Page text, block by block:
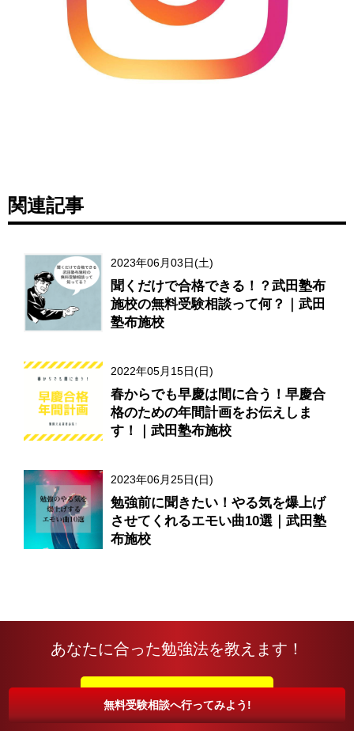
関連記事
2023年06月03日(土)
聞くだけで合格できる！？武田塾布
施校の無料受験相談って何？｜武田
塾布施校
2022年05月15日(日)
春からでも早慶は間に合う！早慶合
格のための年間計画をお伝えしま
す！｜武田塾布施校
2023年06月25日(日)
勉強前に聞きたい！やる気を爆上げ
させてくれるエモい曲10選｜武田塾
布施校
あなたに合った勉強法を教えます！
無料受験相談に行ってみる
無料受験相談へ行ってみよう!